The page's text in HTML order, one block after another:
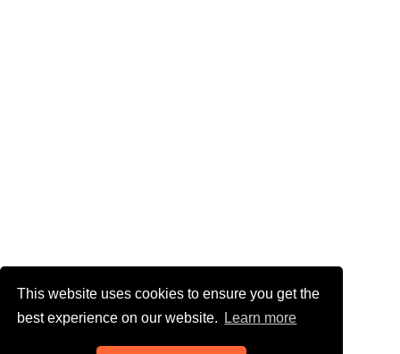
This website uses cookies to ensure you get the
best experience on our website.
Learn more